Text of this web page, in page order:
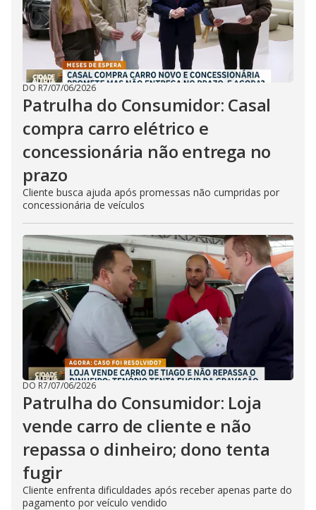
DO R7/07/06/2026
Patrulha do Consumidor: Casal
compra carro elétrico e
concessionária não entrega no
prazo
Cliente busca ajuda após promessas não cumpridas por
concessionária de veículos
DO R7/07/06/2026
Patrulha do Consumidor: Loja
vende carro de cliente e não
repassa o dinheiro; dono tenta
fugir
Cliente enfrenta dificuldades após receber apenas parte do
pagamento por veículo vendido